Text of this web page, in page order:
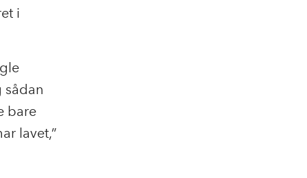
i
bare
lavet,”